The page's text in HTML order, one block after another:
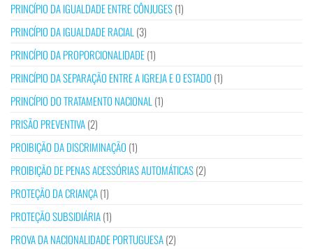
PRINCÍPIO DA IGUALDADE ENTRE CÔNJUGES(1)
PRINCÍPIO DA IGUALDADE RACIAL(3)
PRINCÍPIO DA PROPORCIONALIDADE(1)
PRINCÍPIO DA SEPARAÇÃO ENTRE A IGREJA E O ESTADO (1)
PRINCÍPIO DO TRATAMENTO NACIONAL(1)
PRISÃO PREVENTIVA(2)
PROIBIÇÃO DA DISCRIMINAÇÃO (1)
PROIBIÇÃO DE PENAS ACESSÓRIAS AUTOMÁTICAS(2)
PROTEÇÃO DA CRIANÇA(1)
PROTEÇÃO SUBSIDIÁRIA(1)
PROVA DA NACIONALIDADE PORTUGUESA(2)